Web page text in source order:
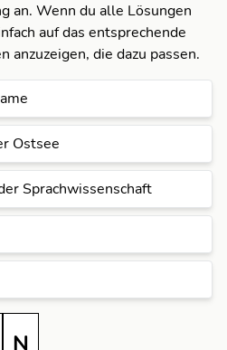
an. Wenn du alle Lösungen
auf das entsprechende
anzuzeigen, die dazu passen.
Ostsee
Sprachwissenschaft
M
N
O
E
M